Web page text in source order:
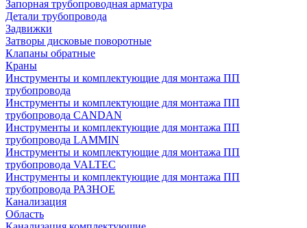
Запорная трубопроводная арматура
Детали трубопровода
Задвижки
Затворы дисковые поворотные
Клапаны обратные
Краны
Инструменты и комплектующие для монтажа ПП
трубопровода
Инструменты и комплектующие для монтажа ПП
трубопровода CANDAN
Инструменты и комплектующие для монтажа ПП
трубопровода LAMMIN
Инструменты и комплектующие для монтажа ПП
трубопровода VALTEC
Инструменты и комплектующие для монтажа ПП
трубопровода РАЗНОЕ
Канализация
Область